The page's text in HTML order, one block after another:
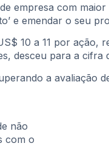
empresa com maior
e emendar o seu
10 a 11 por
desceu para a cifra
a avaliação
não
com o